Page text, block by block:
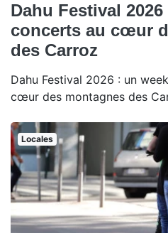
Dahu Festival
concerts au cœur
des Carroz
Dahu Festival 2026 : un
cœur des montagnes des
Locales